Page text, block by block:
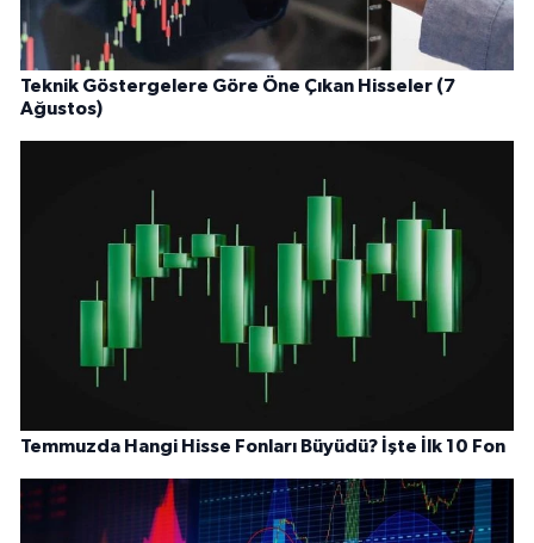
Teknik Göstergelere Göre Öne Çıkan Hisseler (7
Ağustos)
Temmuzda Hangi Hisse Fonları Büyüdü? İşte İlk 10 Fon